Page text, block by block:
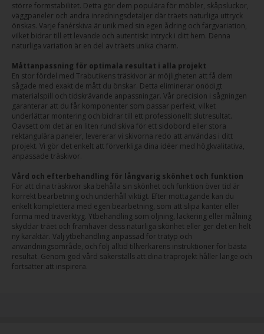
större formstabilitet. Detta gör dem populära för möbler, skåpsluckor,
väggpaneler och andra inredningsdetaljer där träets naturliga uttryck
önskas. Varje fanérskiva är unik med sin egen ådring och färgvariation,
vilket bidrar till ett levande och autentiskt intryck i ditt hem. Denna
naturliga variation är en del av träets unika charm.
Måttanpassning för optimala resultat i alla projekt
En stor fördel med Trabutikens träskivor är möjligheten att få dem
sågade med exakt de mått du önskar. Detta eliminerar onödigt
materialspill och tidskrävande anpassningar. Vår precision i sågningen
garanterar att du får komponenter som passar perfekt, vilket
underlättar montering och bidrar till ett professionellt slutresultat.
Oavsett om det är en liten rund skiva för ett sidobord eller stora
rektangulära paneler, levererar vi skivorna redo att användas i ditt
projekt. Vi gör det enkelt att förverkliga dina idéer med högkvalitativa,
anpassade träskivor.
Vård och efterbehandling för långvarig skönhet och funktion
För att dina träskivor ska behålla sin skönhet och funktion över tid är
korrekt bearbetning och underhåll viktigt. Efter mottagande kan du
enkelt komplettera med egen bearbetning, som att slipa kanter eller
forma med träverktyg. Ytbehandling som oljning, lackering eller målning
skyddar träet och framhäver dess naturliga skönhet eller ger det en helt
ny karaktär. Välj ytbehandling anpassad för trätyp och
användningsområde, och följ alltid tillverkarens instruktioner för bästa
resultat. Genom god vård säkerställs att dina träprojekt håller länge och
fortsätter att inspirera.